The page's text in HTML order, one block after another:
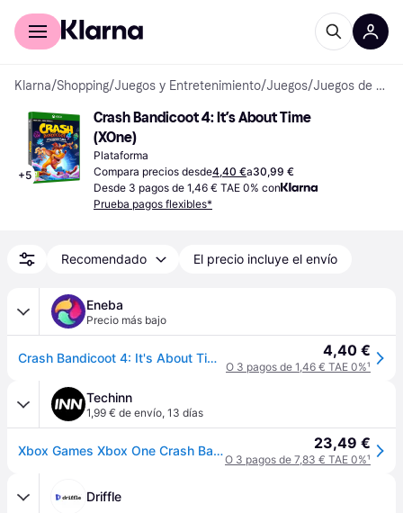
Comprar con Klarna
Klarna/Shopping/Juegos y Entretenimiento/Juegos/ Juegos de Xbox One
+5
Crash Bandicoot 4: It’s About Time
(XOne)
Plataforma
Compara precios desde4,40 €a30,99 €
Desde 3 pagos de 1,46 € TAE 0% con
Prueba pagos flexibles*
Recomendado El precio incluye el envío
Eneba
Precio más bajo
Crash Bandicoot 4: It's About Time XBOX LIVE Key ARGENTINA 4,40 €
O 3 pagos de 1,46 € TAE 0%¹
Techinn
1,99 € de envío, 13 días
Xbox Games Xbox One Crash Bandicoot 4: It´s About Time Multicolor 23,49 €
O 3 pagos de 7,83 € TAE 0%¹
Driffle